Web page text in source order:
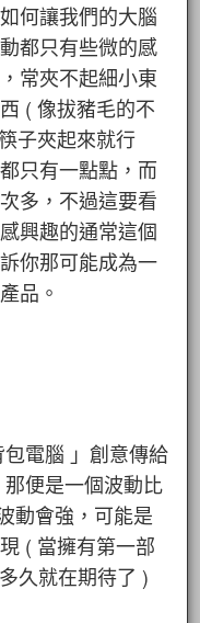
何讓我們的大腦
都只有些微的感
常夾不起細小東
( 像拔豬毛的不
子夾起來就行
只有一點點，而
多，不過這要看
興趣的通常這個
你那可能成為一
品。
電腦 」創意傳給
便是一個波動比
動會強，可能是
( 當擁有第一部
久就在期待了 )